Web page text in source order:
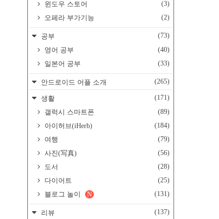
윈도우 스토어
(3)
오페라 부가기능
(2)
공부
(73)
영어 공부
(40)
일본어 공부
(33)
안드로이드 어플 소개 (265)
생활
(171)
갤럭시 스마트폰
(89)
아이허브(iHerb)
(184)
여행
(79)
사진(写真)
(56)
도서
(28)
다이어트
(25)
블로그 놀이
(131)
N
리뷰 (137)